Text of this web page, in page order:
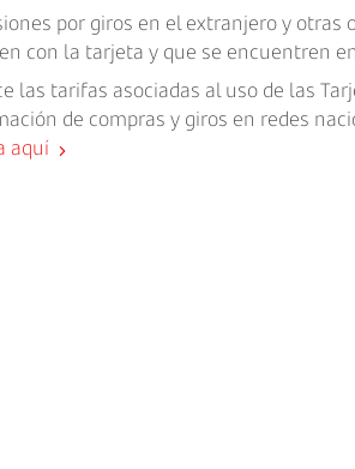
por giros en el extranjero y otras
con la tarjeta y que se encuentren
las tarifas asociadas al uso de las
de compras y giros en redes
aquí